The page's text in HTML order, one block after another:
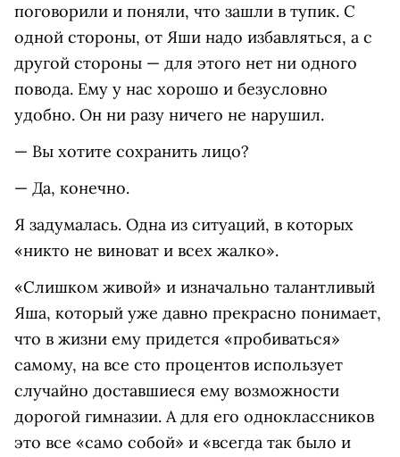
поговорили и поняли, что зашли в тупик. С
одной стороны, от Яши надо избавляться, а с
другой стороны — для этого нет ни одного
повода. Ему у нас хорошо и безусловно
удобно. Он ни разу ничего не нарушил.
— Вы хотите сохранить лицо?
— Да, конечно.
Я задумалась. Одна из ситуаций, в которых
«никто не виноват и всех жалко».
«Слишком живой» и изначально талантливый
Яша, который уже давно прекрасно понимает,
что в жизни ему придется «пробиваться»
самому, на все сто процентов использует
случайно доставшиеся ему возможности
дорогой гимназии. А для его одноклассников
это все «само собой» и «всегда так было и